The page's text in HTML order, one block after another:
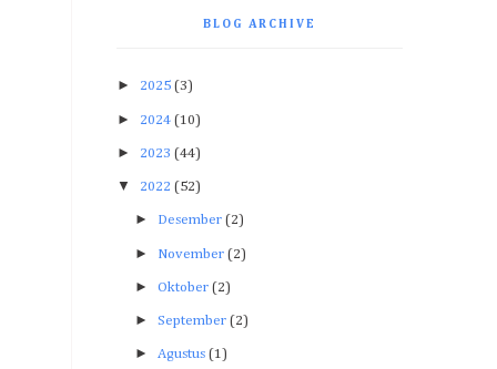
BLOG ARCHIVE
► 2025 (3)
► 2024 (10)
► 2023 (44)
▼ 2022 (52)
► Desember (2)
► November (2)
► Oktober (2)
► September (2)
► Agustus (1)